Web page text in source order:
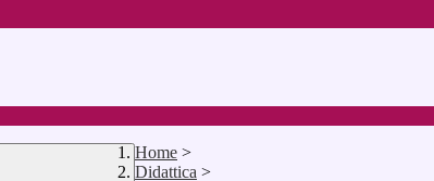
Home >
Didattica >